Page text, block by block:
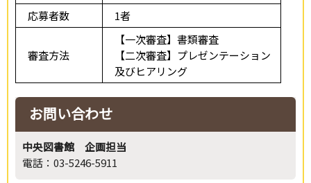
応募者数 1者
審査方法
【一次審査】書類審査
【二次審査】プレゼンテーション
及びヒアリング
お問い合わせ
中央図書館 企画担当
電話：03-5246-5911